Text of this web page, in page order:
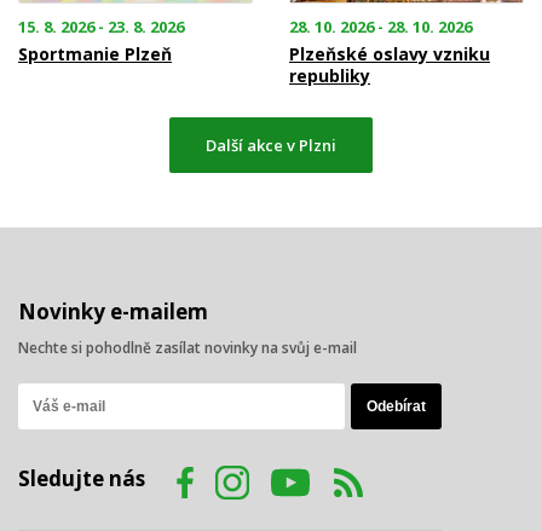
15. 8. 2026 - 23. 8. 2026
Sportmanie Plzeň
28. 10. 2026 - 28. 10. 2026
Plzeňské oslavy vzniku
republiky
Další akce v Plzni
Novinky e-mailem
Nechte si pohodlně zasílat novinky na svůj e-mail
Sledujte nás